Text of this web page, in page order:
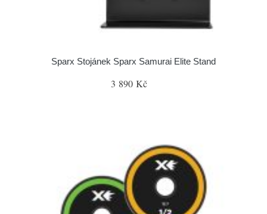
Sparx Stojánek Sparx Samurai Elite Stand
3 890 Kč